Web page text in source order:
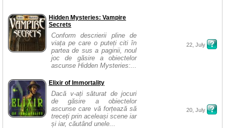
Hidden Mysteries: Vampire
Secrets
Conform descrierii pline de
viața pe care o puteți citi în
partea de sus a paginii, noul
joc de găsire a obiectelor
ascunse Hidden Mysteries:...
22, July
Elixir of Immortality
Dacă v-ați săturat de jocuri
de găsire a obiectelor
ascunse care vă forțează să
treceți prin aceleași scene iar
și iar, căutând unele...
20, July